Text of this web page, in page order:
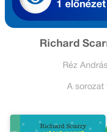
1 előnézet
Richard
Réz
A sorozat